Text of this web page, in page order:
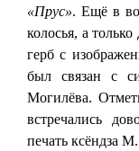
«Прус». Ещё в
колосья, а
герб с
был связан с
Могилёва.
встречались
печать ксёндза